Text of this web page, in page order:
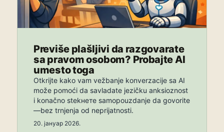
Previše plašljivi da razgovarate
sa pravom osobom? Probajte AI
umesto toga
Otkrijte kako vam vežbanje konverzacije sa AI
može pomoći da savladate jezičku anksioznost
i konačno stekнете samopouzdanje da govorite
—bez trnjenja od neprijatnosti.
20. јануар 2026.